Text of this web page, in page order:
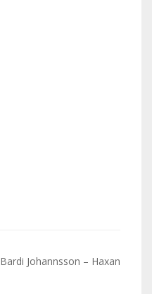
Bardi Johannsson – Haxan